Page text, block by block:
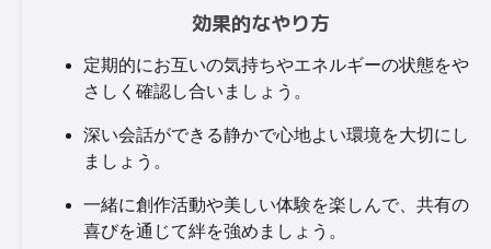
効果的なやり方
定期的にお互いの気持ちやエネルギーの状態をや
さしく確認し合いましょう。
深い会話ができる静かで心地よい環境を大切にし
ましょう。
一緒に創作活動や美しい体験を楽しんで、共有の
喜びを通じて絆を強めましょう。